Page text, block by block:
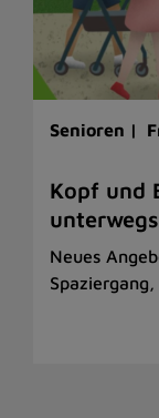
Senioren |
Kopf und
unterwegs
Neues